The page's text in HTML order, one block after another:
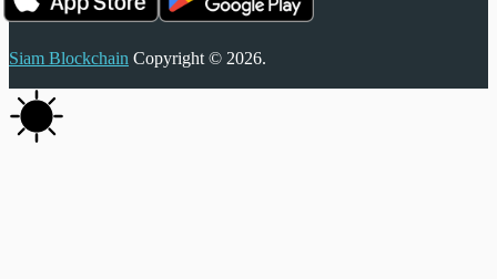
Siam Blockchain Copyright © 2026.